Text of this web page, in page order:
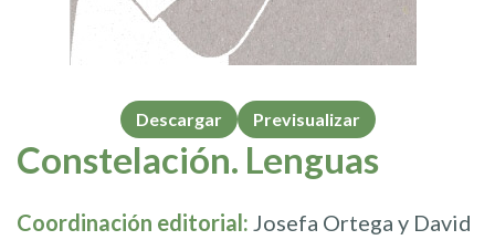
Descargar Previsualizar
Constelación. Lenguas
Coordinación editorial: Josefa Ortega y David